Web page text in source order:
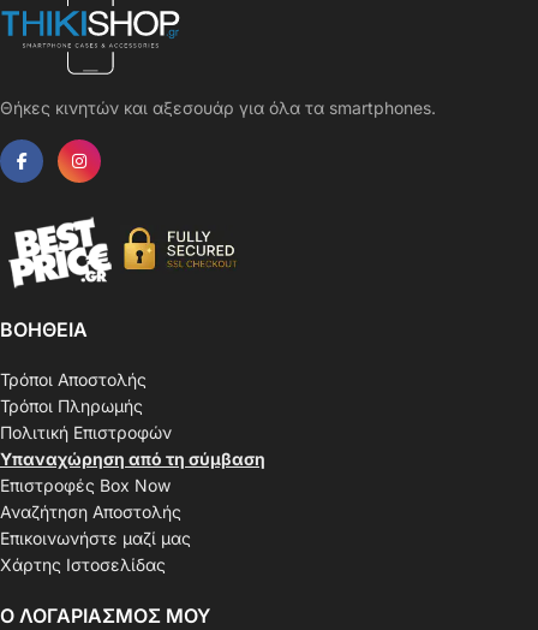
Θήκες κινητών και αξεσουάρ για όλα τα smartphones.
ΒΟΗΘΕΙΑ
Τρόποι Αποστολής
Τρόποι Πληρωμής
Πολιτική Επιστροφών
Υπαναχώρηση από τη σύμβαση
Επιστροφές Box Now
Αναζήτηση Αποστολής
Επικοινωνήστε μαζί μας
Χάρτης Ιστοσελίδας
Ο ΛΟΓΑΡΙΑΣΜΟΣ ΜΟΥ